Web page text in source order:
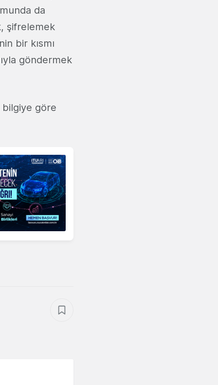
da
şifrelemek
bir kısmı
göndermek
göre